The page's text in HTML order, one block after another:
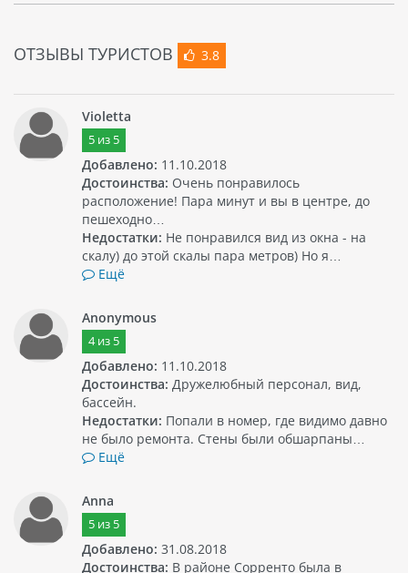
ОТЗЫВЫ ТУРИСТОВ 3.8
Violetta
5из 5
Добавлено: 11.10.2018
Достоинства: Очень понравилось
расположение! Пара минут и вы в центре, до
пешеходно…
Недостатки: Не понравился вид из окна - на
скалу) до этой скалы пара метров) Но я…
Ещё
Anonymous
4из 5
Добавлено: 11.10.2018
Достоинства: Дружелюбный персонал, вид,
бассейн.
Недостатки: Попали в номер, где видимо давно
не было ремонта. Стены были обшарпаны…
Ещё
Anna
5из 5
Добавлено: 31.08.2018
Достоинства: В районе Сорренто была в